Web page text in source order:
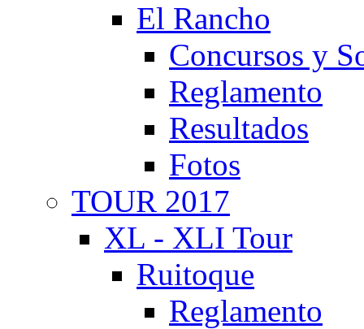
El Rancho
Concursos y
Reglamento
Resultados
Fotos
TOUR 2017
XL - XLI Tour
Ruitoque
Reglamento